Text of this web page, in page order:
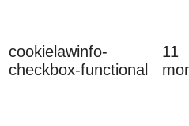
cookielawinfo-
checkbox-functional
11